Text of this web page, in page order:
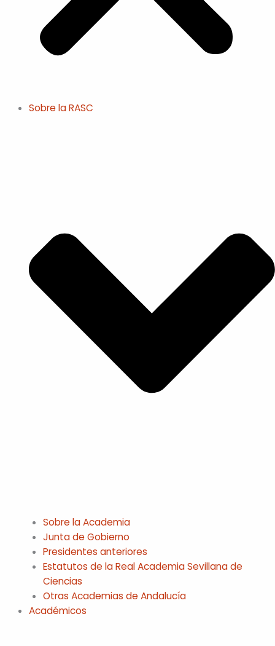
Sobre la RASC
Sobre la Academia
Junta de Gobierno
Presidentes anteriores
Estatutos de la Real Academia Sevillana de
Ciencias
Otras Academias de Andalucía
Académicos